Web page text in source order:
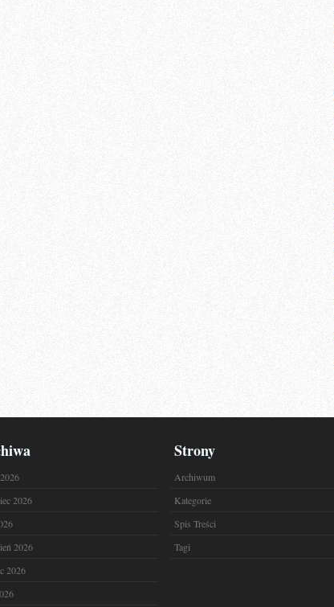
2026
2026
2026
Strony
Archiwum
Kategorie
Spis Treści
Tagi